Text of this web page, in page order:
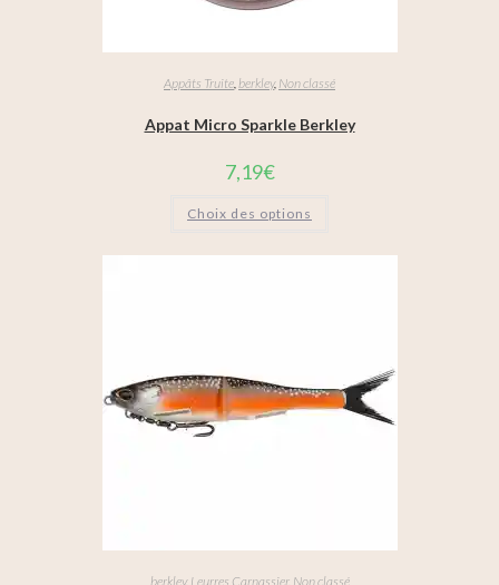
Appâts Truite,berkley, Non classé
Appat Micro Sparkle Berkley
7,19€
Choix des options
berkley, Leurres Carnassier, Non classé